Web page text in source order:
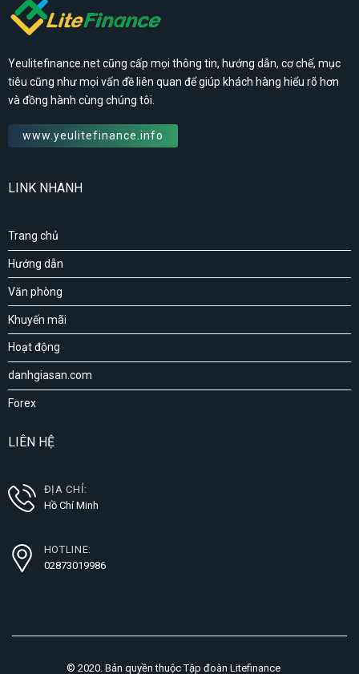
Yeulitefinance.net cũng cấp mọi thông tin, hướng dẫn, cơ chế, mục
tiêu cũng như mọi vấn đề liên quan để giúp khách hàng hiểu rõ hơn
và đồng hành cùng chúng tôi.
www.yeulitefinance.info
LINK NHANH
Trang chủ
Hướng dẫn
Văn phòng
Khuyến mãi
Hoạt động
danhgiasan.com
Forex
LIÊN HỆ
ĐỊA CHỈ:
Hồ Chí Minh
HOTLINE:
02873019986
© 2020. Bản quyền thuộc Tập đoàn Litefinance